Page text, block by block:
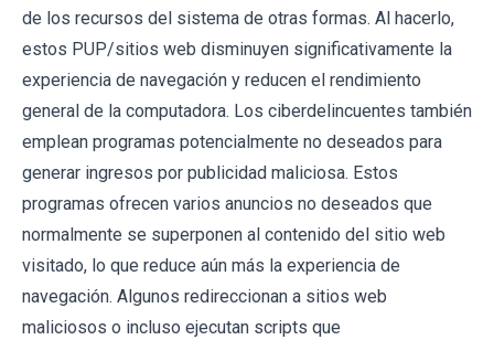
de los recursos del sistema de otras formas. Al hacerlo,
estos PUP/sitios web disminuyen significativamente la
experiencia de navegación y reducen el rendimiento
general de la computadora. Los ciberdelincuentes también
emplean programas potencialmente no deseados para
generar ingresos por publicidad maliciosa. Estos
programas ofrecen varios anuncios no deseados que
normalmente se superponen al contenido del sitio web
visitado, lo que reduce aún más la experiencia de
navegación. Algunos redireccionan a sitios web
maliciosos o incluso ejecutan scripts que